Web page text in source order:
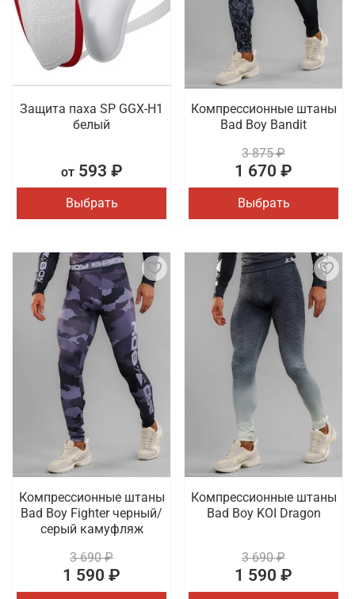
Защита паха SP GGX-H1
белый
от593 ₽
Выбрать
Компрессионные штаны
Bad Boy Bandit
3 875 ₽
1 670 ₽
Выбрать
Компрессионные штаны
Bad Boy Fighter черный/
серый камуфляж
3 690 ₽
1 590 ₽
Компрессионные штаны
Bad Boy KOI Dragon
3 690 ₽
1 590 ₽